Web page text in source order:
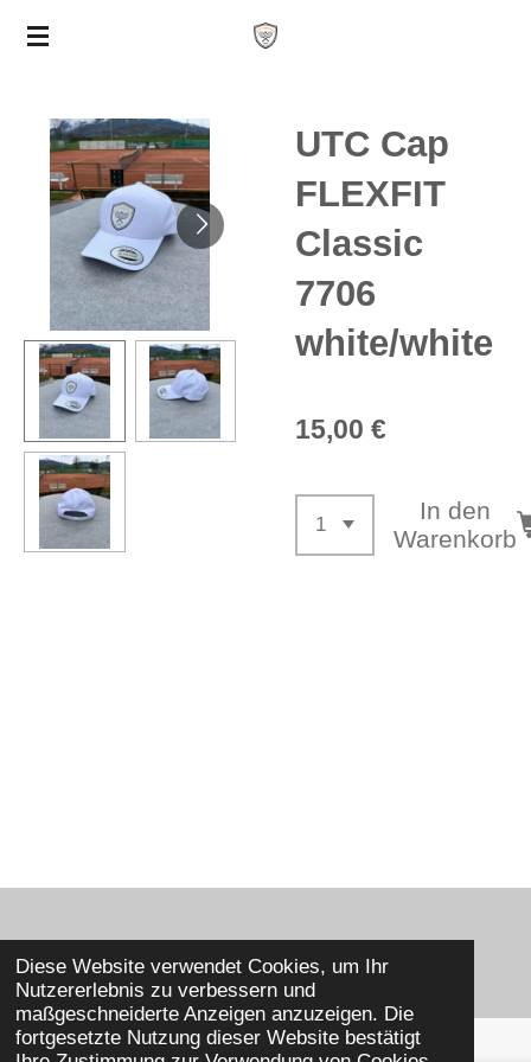
Diese Website verwendet Cookies, um Ihr
Nutzererlebnis zu verbessern und
maßgeschneiderte Anzeigen anzuzeigen. Die
fortgesetzte Nutzung dieser Website bestätigt
Zum
UTC Cap
FLEXFIT
Classic
7706
white/white
15,00 €
In den
Warenkorb